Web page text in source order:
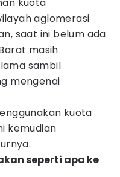
aglomerasi
saat ini belum ada
masih
sambil
mengenai
kuota
kemudian
seperti apa ke